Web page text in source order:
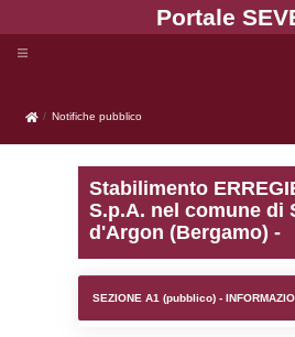
Notifiche
Notifiche pubblico
S.p.A. nel